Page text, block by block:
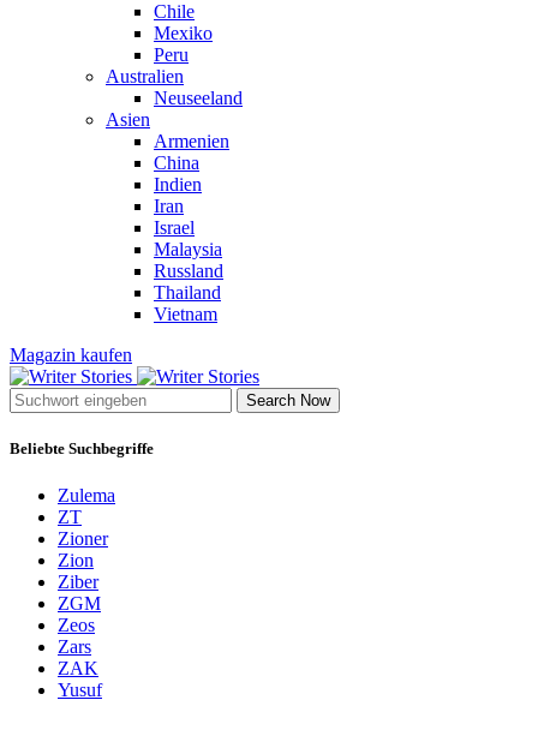
Chile
Mexiko
Peru
Australien
Neuseeland
Asien
Armenien
China
Indien
Iran
Israel
Malaysia
Russland
Thailand
Vietnam
Magazin kaufen
Search Now
Beliebte Suchbegriffe
Zulema
ZT
Zioner
Zion
Ziber
ZGM
Zeos
Zars
ZAK
Yusuf